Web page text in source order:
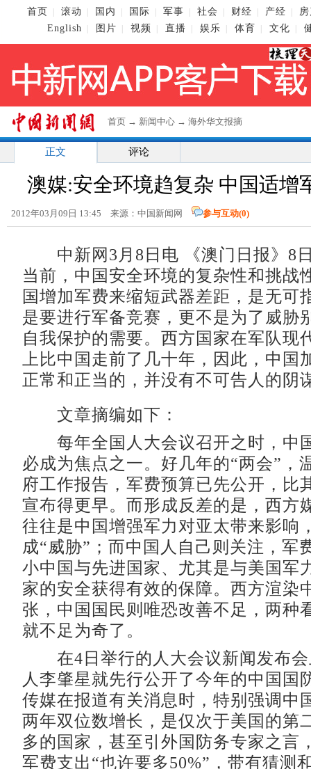
首页 滚动 国内 国际 军事 社会 财经 产经
English
图片 视频 直播 娱乐 体育 文化
首页 → 新闻中心 → 海外华文报摘
正文 评论
澳媒:安全环境趋复杂 中国适增
2012年03月09日 13:45 来源：中国新闻网 参与互动(0)
中新网3月8日电 《澳门日报》8
当前，中国安全环境的复杂性和挑战
国增加军费来缩短武器差距，是无可
是要进行军备竞赛，更不是为了威胁
自我保护的需要。西方国家在军队现
上比中国走前了几十年，因此，中国
正常和正当的，并没有不可告人的阴
文章摘编如下：
每年全国人大会议召开之时，中
必成为焦点之一。好几年的“两会”，
府工作报告，军费预算已先公开，比
宣布得更早。而形成反差的是，西方
往往是中国增强军力对亚太带来影响
成“威胁”；而中国人自己则关注，军
小中国与先进国家、尤其是与美国军
家的安全获得有效的保障。西方渲染
张，中国国民则唯恐改善不足，两种
就不足为奇了。
在4日举行的人大会议新闻发布会
人李肇星就先行公开了今年的中国国
传媒在报道有关消息时，特别强调中
两年双位数增长，是仅次于美国的第
多的国家，甚至引外国防务专家之言
军费支出“也许要多50%”，带有猜测